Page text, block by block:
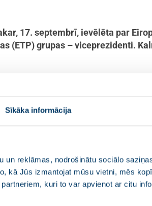
Sīkāka informācija
un reklāmas, nodrošinātu sociālo
kā Jūs izmantojat mūsu vietni, mēs
kuri to var apvienot ar citu
17. septembrī, ievēlēta par
(ETP) grupas – viceprezidenti.
ir stipra un cieši integrēta Eiropa, tās
.”
sasaukumā pienākumi
vadījusi ETP Ārlietu darba grupu,
arī Rietumbalkānu valstīm, lai
grupas pozīciju saistībā ar